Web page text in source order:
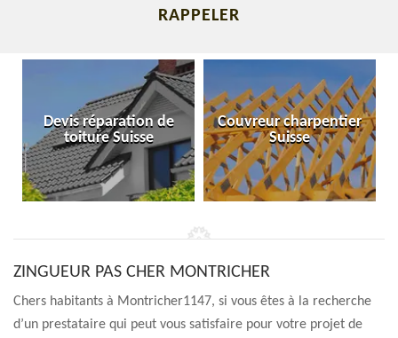
Devis réparation de
toiture Suisse
Couvreur charpentier
Suisse
ZINGUEUR PAS CHER MONTRICHER
Chers habitants à Montricher1147, si vous êtes à la recherche
d’un prestataire qui peut vous satisfaire pour votre projet de